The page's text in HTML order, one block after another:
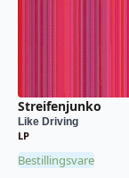
Streifenjunko
Like Driving
LP
Bestillingsvare